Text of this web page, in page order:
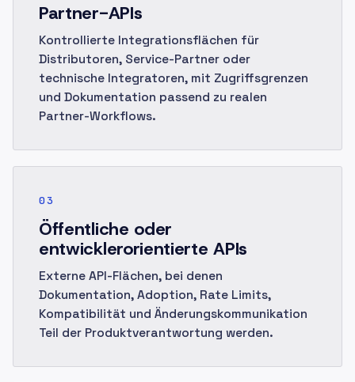
Partner-APIs
Kontrollierte Integrationsflächen für
Distributoren, Service-Partner oder
technische Integratoren, mit Zugriffsgrenzen
und Dokumentation passend zu realen
Partner-Workflows.
03
Öffentliche oder
entwicklerorientierte APIs
Externe API-Flächen, bei denen
Dokumentation, Adoption, Rate Limits,
Kompatibilität und Änderungskommunikation
Teil der Produktverantwortung werden.